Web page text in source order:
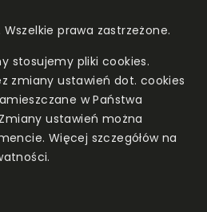
prawa zastrzeżone.
stosujemy pliki cookies.
zmiany ustawień dot. cookies
w Państwa
ustawień można
Więcej szczegółów na
.